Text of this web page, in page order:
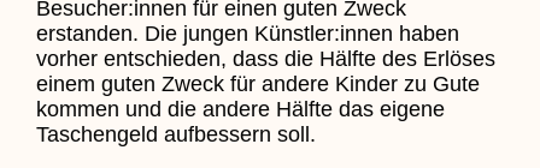
Besucher:innen für einen guten Zweck
erstanden. Die jungen Künstler:innen haben
vorher entschieden, dass die Hälfte des Erlöses
einem guten Zweck für andere Kinder zu Gute
kommen und die andere Hälfte das eigene
Taschengeld aufbessern soll.